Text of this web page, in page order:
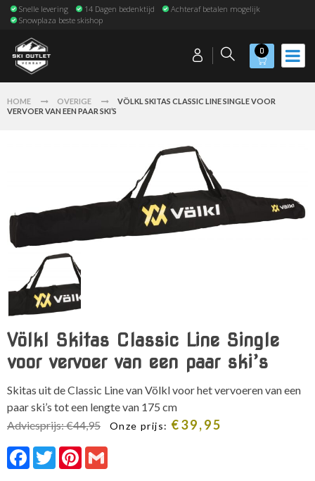
Snelle levering 14 Dagen bedenktijd
Achteraf betalen mogelijk
Snowplaza beste skishop
0
HOME OVERIGE
VÖLKL SKITAS CLASSIC LINE SINGLE VOOR
VERVOER VAN EEN PAAR SKI’S
Völkl Skitas Classic Line Single
voor vervoer van een paar ski’s
Skitas uit de Classic Line van Völkl voor het vervoeren van een
paar ski’s tot een lengte van 175 cm
Adviesprijs:€44,95
Oorspronkelijke
Onze prijs: €39,95
Facebook
TwitterPinterest